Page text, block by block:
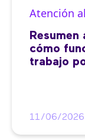
Atención
cómo
trabajo
11/06/2026